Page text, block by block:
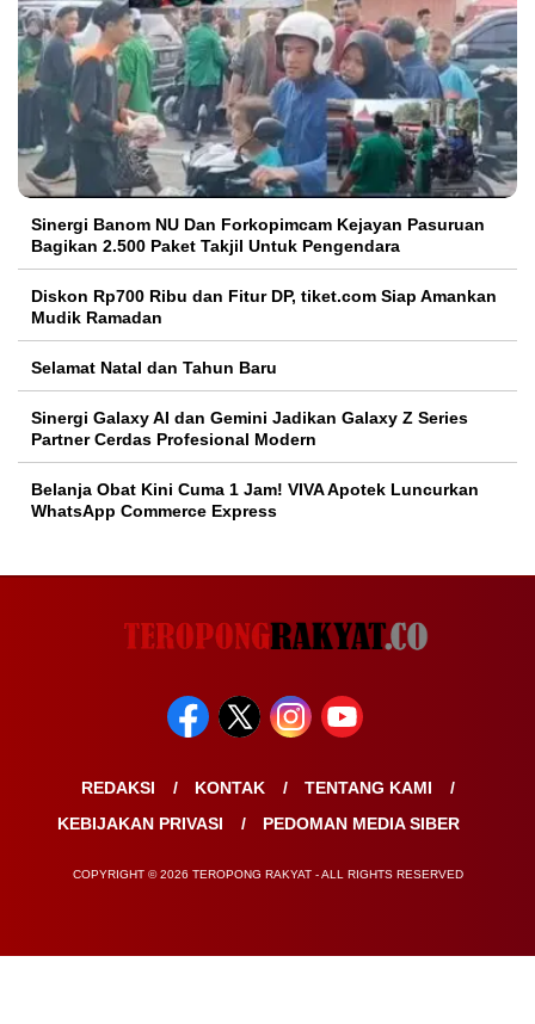
Sinergi Banom NU Dan Forkopimcam Kejayan Pasuruan
Bagikan 2.500 Paket Takjil Untuk Pengendara
Diskon Rp700 Ribu dan Fitur DP, tiket.com Siap Amankan
Mudik Ramadan
Selamat Natal dan Tahun Baru
Sinergi Galaxy AI dan Gemini Jadikan Galaxy Z Series
Partner Cerdas Profesional Modern
Belanja Obat Kini Cuma 1 Jam! VIVA Apotek Luncurkan
WhatsApp Commerce Express
REDAKSI KONTAK
TENTANG KAMI
KEBIJAKAN PRIVASI
PEDOMAN MEDIA SIBER
COPYRIGHT © 2026 TEROPONG RAKYAT - ALL RIGHTS RESERVED